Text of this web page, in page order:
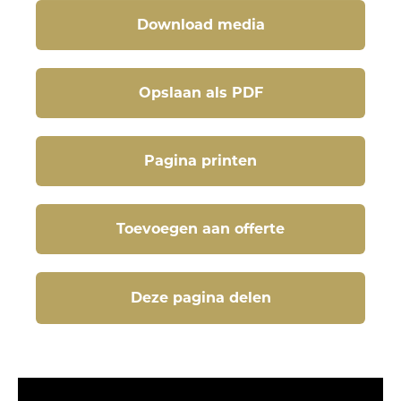
Download media
Opslaan als PDF
Pagina printen
Toevoegen aan offerte
Deze pagina delen